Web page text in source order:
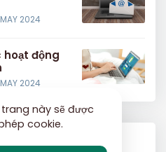
2024
động
2024
này sẽ được
cookie.